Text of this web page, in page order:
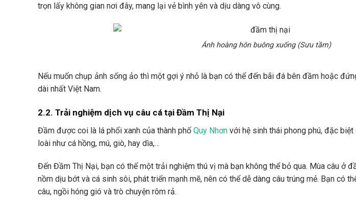
trọn lấy không gian nơi đây, mang lại vẻ bình yên và dịu dàng vô cùng.
Ánh hoàng hôn buông xuống (Sưu tầm)
Nếu muốn chụp ảnh sống ảo thì một gợi ý nhỏ là bạn có thể đến bãi đá bên đầm hoặc
dài nhất Việt Nam.
2.2. Trải nghiệm dịch vụ câu cá tại Đầm Thị Nại
Đầm được coi là lá phổi xanh của thành phố Quy Nhơn với hệ sinh thái phong phú, đặc
loài như cá hồng, mú, giò, hay dìa,…
Đến Đầm Thị Nại, bạn có thể một trải nghiệm thú vị mà bạn không thể bỏ qua. Mùa câu ở
nồm dịu bớt và cá sinh sôi, phát triển mạnh mẽ, nên có thể dễ dàng câu trúng mẻ. Bạn có
câu, ngồi hóng gió và trò chuyện rôm rả.